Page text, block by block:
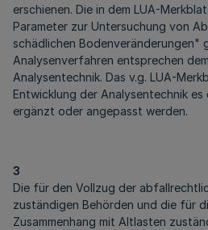
erschienen. Die in dem LUA-
Parameter zur Untersuchung von
schädlichen Bodenveränderungen"
Analysenverfahren entsprechen
Analysentechnik. Das v.g. LUA-
Entwicklung der Analysentechnik
ergänzt oder angepasst werden.
3
Die für den Vollzug der
zuständigen Behörden und die für
Zusammenhang mit Altlasten